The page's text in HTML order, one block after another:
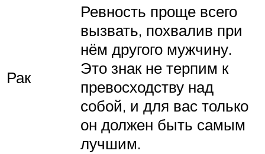
Рак
Ревность проще всего
вызвать, похвалив при
нём другого мужчину.
Это знак не терпим к
превосходству над
собой, и для вас только
он должен быть самым
лучшим.